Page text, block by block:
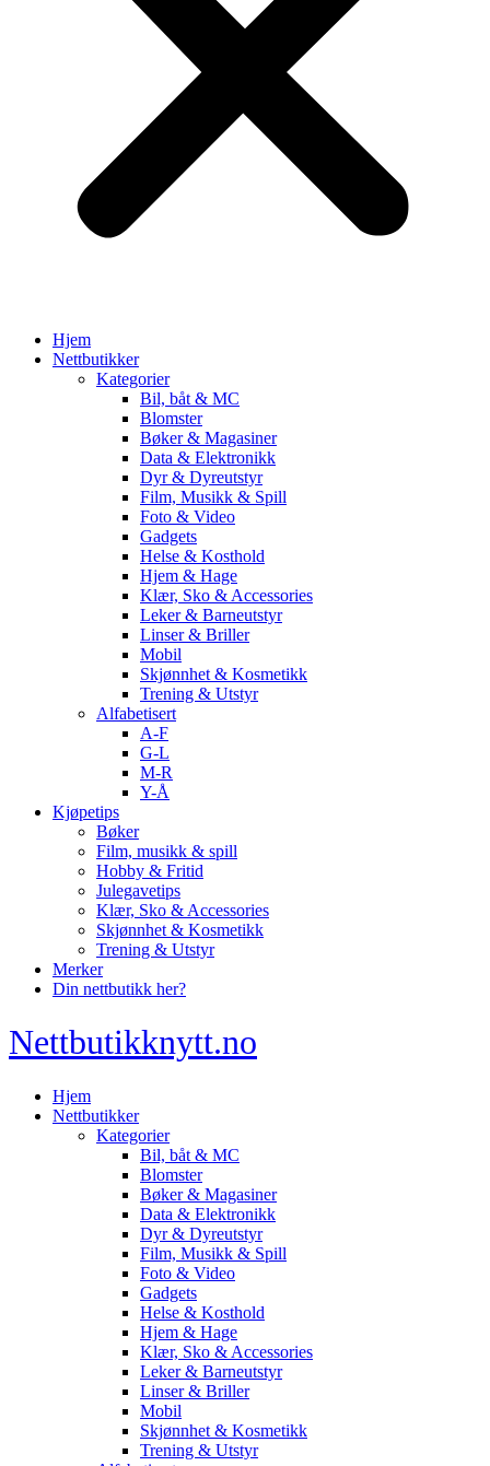
Hjem
Nettbutikker
Kategorier
Bil, båt & MC
Blomster
Bøker & Magasiner
Data & Elektronikk
Dyr & Dyreutstyr
Film, Musikk & Spill
Foto & Video
Gadgets
Helse & Kosthold
Hjem & Hage
Klær, Sko & Accessories
Leker & Barneutstyr
Linser & Briller
Mobil
Skjønnhet & Kosmetikk
Trening & Utstyr
Alfabetisert
A-F
G-L
M-R
Y-Å
Kjøpetips
Bøker
Film, musikk & spill
Hobby & Fritid
Julegavetips
Klær, Sko & Accessories
Skjønnhet & Kosmetikk
Trening & Utstyr
Merker
Din nettbutikk her?
Nettbutikknytt.no
Hjem
Nettbutikker
Kategorier
Bil, båt & MC
Blomster
Bøker & Magasiner
Data & Elektronikk
Dyr & Dyreutstyr
Film, Musikk & Spill
Foto & Video
Gadgets
Helse & Kosthold
Hjem & Hage
Klær, Sko & Accessories
Leker & Barneutstyr
Linser & Briller
Mobil
Skjønnhet & Kosmetikk
Trening & Utstyr